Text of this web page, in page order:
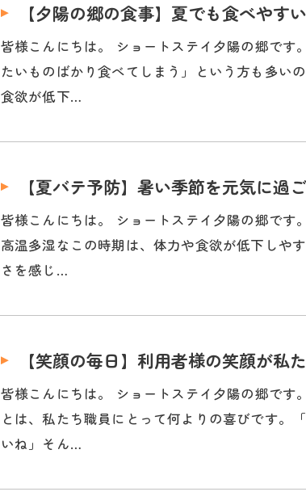
【夕陽の郷の食事】夏でも食べやす
皆様こんにちは。 ショートステイ夕陽の郷で
たいものばかり食べてしまう」という方も多い
食欲が低下…
【夏バテ予防】暑い季節を元気に過
皆様こんにちは。 ショートステイ夕陽の郷です
高温多湿なこの時期は、体力や食欲が低下しや
さを感じ…
【笑顔の毎日】利用者様の笑顔が私
皆様こんにちは。 ショートステイ夕陽の郷です
とは、私たち職員にとって何よりの喜びです。
いね」そん…